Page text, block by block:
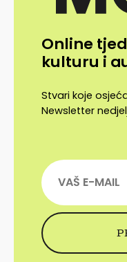
Online
kulturu i
Stvari koje
Newsletter